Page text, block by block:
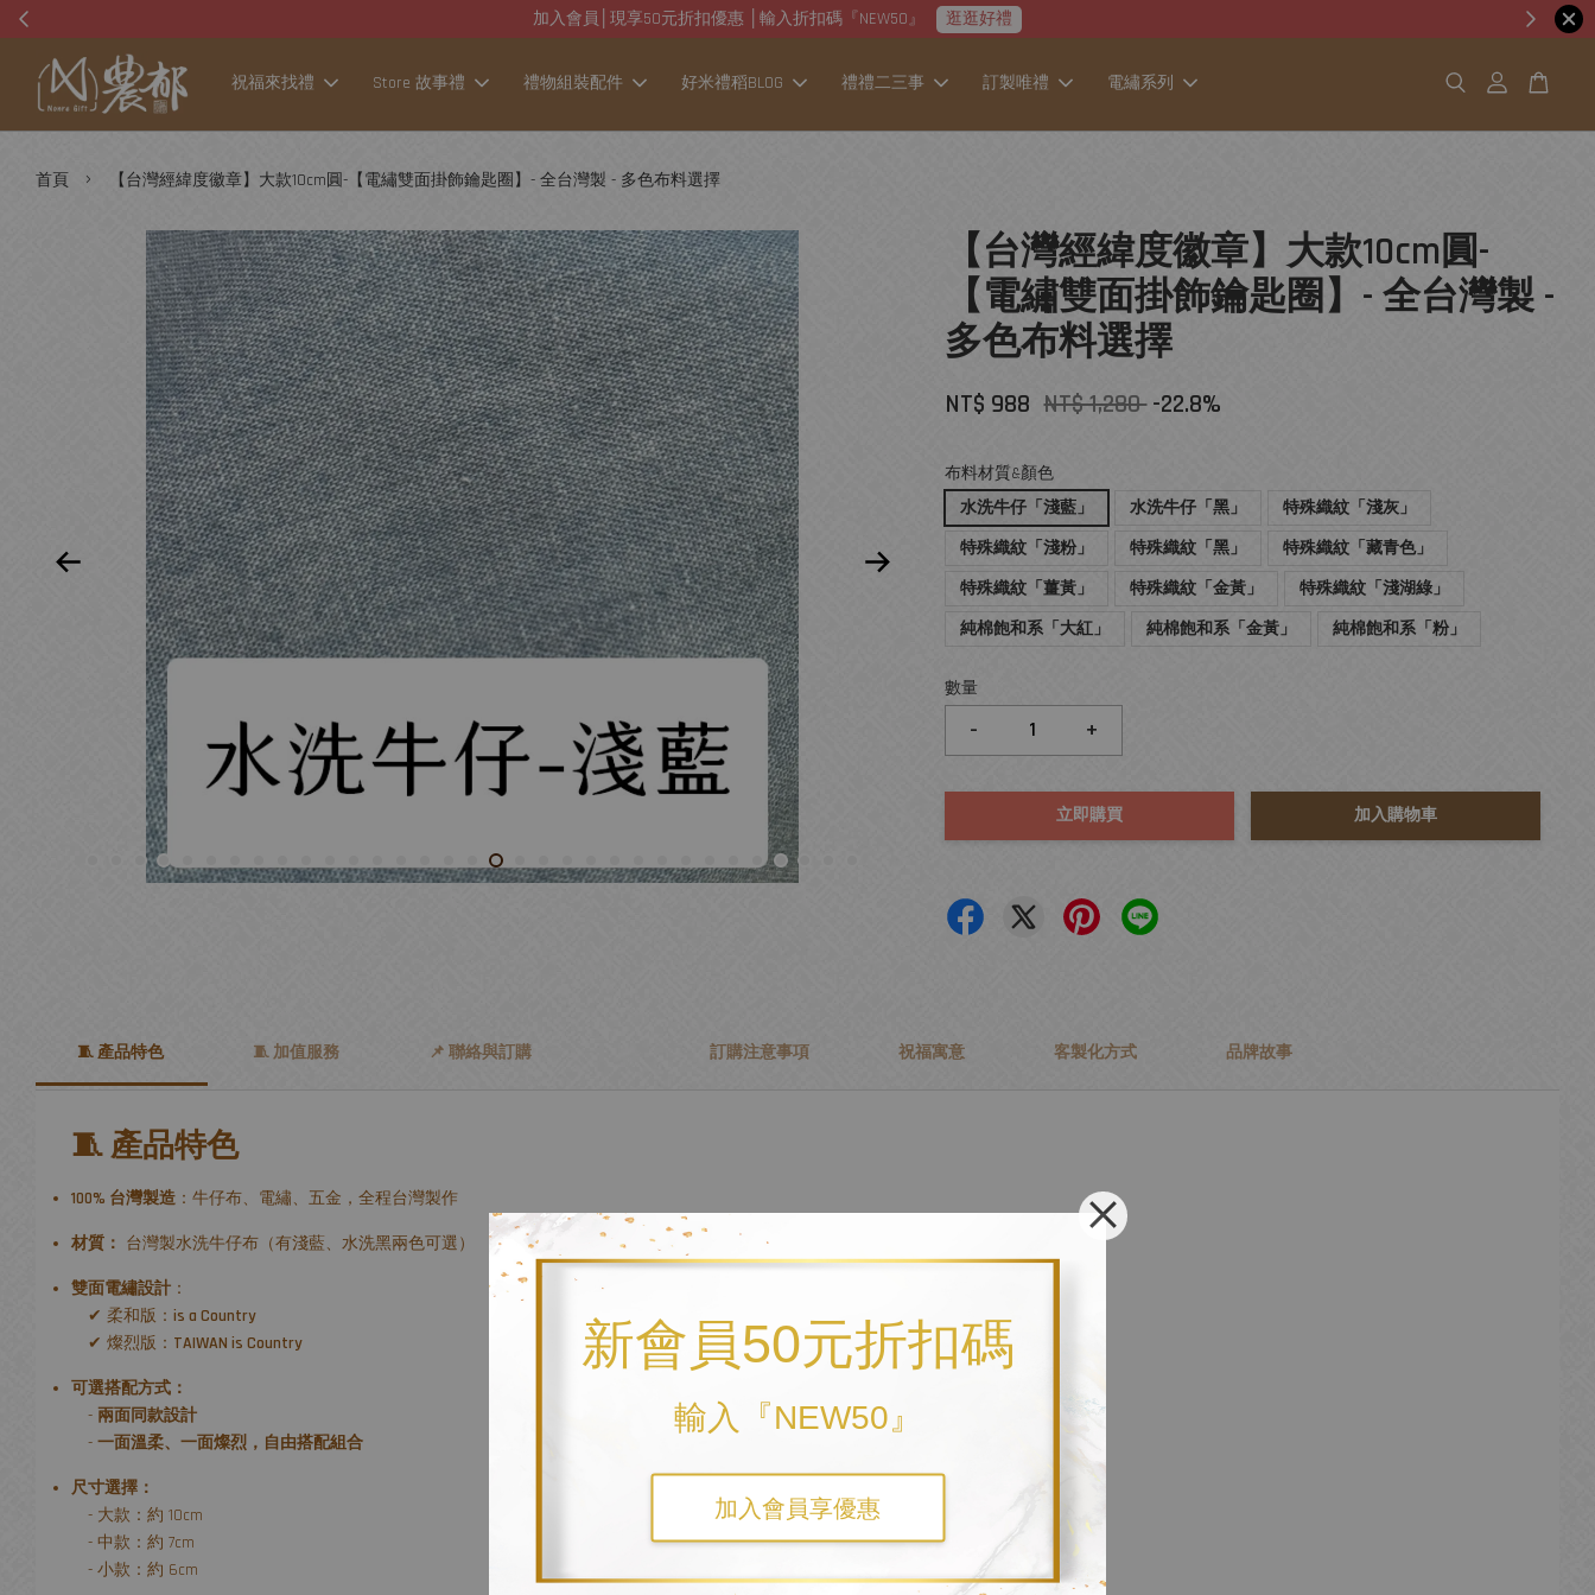
新會員50元折扣碼
輸入『NEW50』
加入會員享優惠
加入會員│現享50元折扣優惠 │輸入折扣碼『NEW50』 逛逛好禮
祝福來找禮 Store 故事禮 禮物組裝配件 好米禮稻BLOG 禮禮二三事 訂製唯禮 電繡系列
首頁 › 【台灣經緯度徽章】大款10cm圓-【電繡雙面掛飾鑰匙圈】- 全台灣製 - 多色布料選擇
【台灣經緯度徽章】大款10cm圓-
【電繡雙面掛飾鑰匙圈】- 全台灣製 -
多色布料選擇
NT$ 988 NT$ 1,280 -22.8%
布料材質&顏色
水洗牛仔「淺藍」
水洗牛仔「黑」
特殊織紋「淺灰」
特殊織紋「淺粉」
特殊織紋「黑」
特殊織紋「藏青色」
特殊織紋「薑黃」
特殊織紋「金黃」
特殊織紋「淺湖綠」
純棉飽和系「大紅」
純棉飽和系「金黃」 純棉飽和系「粉」
數量
- +
立即購買 加入購物車
🧵 產品特色 🧵 加值服務 📌 聯絡與訂購 訂購注意事項 祝福寓意 客製化方式 品牌故事
🧵 產品特色
100% 台灣製造 ：牛仔布、電繡、五金，全程台灣製作
材質： 台灣製水洗牛仔布（有淺藍、水洗黑兩色可選）
雙面電繡設計 ：
✔ 柔和版： is a Country
✔ 燦烈版： TAIWAN is Country
可選搭配方式：
- 兩面同款設計
- 一面溫柔、一面燦烈，自由搭配組合
尺寸選擇：
- 大款：約 10cm
- 中款：約 7cm
- 小款：約 6cm